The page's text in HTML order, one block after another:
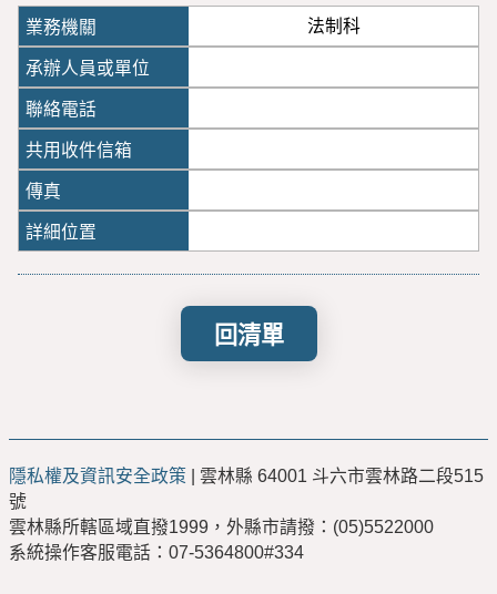
法制科
回清單
隱私權及資訊安全政策 | 雲林縣 64001 斗六市雲林路二段515
號
雲林縣所轄區域直撥1999，外縣市請撥：(05)5522000
系統操作客服電話：07-5364800#334